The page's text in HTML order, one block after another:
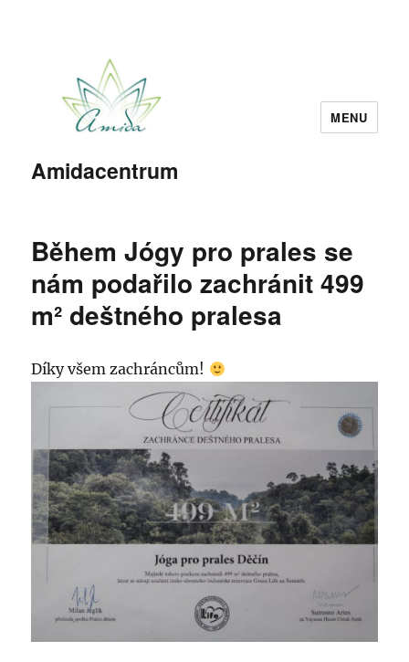
Amidacentrum
MENU
Během Jógy pro prales se
nám podařilo zachránit 499
m² deštného pralesa
Díky všem zachráncům!